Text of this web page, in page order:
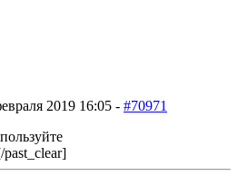
2019 16:05 - #70971
past_clear]